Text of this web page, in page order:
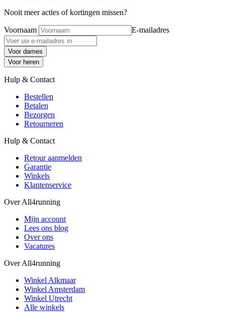
Nooit meer acties of kortingen missen?
Voornaam E-mailadres
Voor dames
Voor heren
Hulp & Contact
Bestellen
Betalen
Bezorgen
Retourneren
Hulp & Contact
Retour aanmelden
Garantie
Winkels
Klantenservice
Over All4running
Mijn account
Lees ons blog
Over ons
Vacatures
Over All4running
Winkel Alkmaar
Winkel Amsterdam
Winkel Utrecht
Alle winkels